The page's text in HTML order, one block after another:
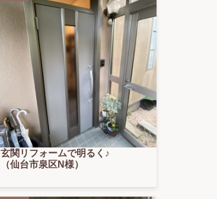
玄関リフォームで明るく♪
（仙台市泉区N様）